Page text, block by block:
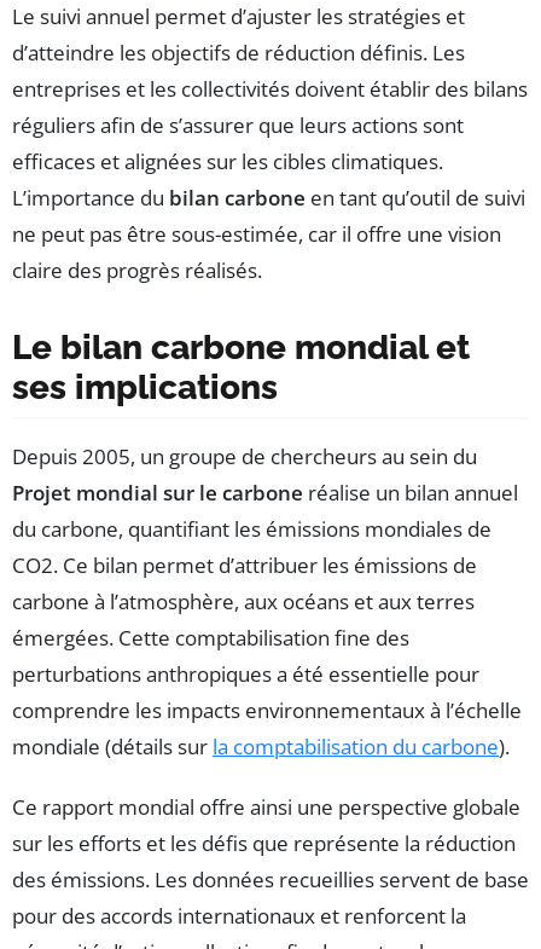
Le suivi annuel permet d’ajuster les stratégies et
d’atteindre les objectifs de réduction définis. Les
entreprises et les collectivités doivent établir des bilans
réguliers afin de s’assurer que leurs actions sont
efficaces et alignées sur les cibles climatiques.
L’importance du bilan carbone en tant qu’outil de suivi
ne peut pas être sous-estimée, car il offre une vision
claire des progrès réalisés.
Le bilan carbone mondial et
ses implications
Depuis 2005, un groupe de chercheurs au sein du
Projet mondial sur le carbone réalise un bilan annuel
du carbone, quantifiant les émissions mondiales de
CO2. Ce bilan permet d’attribuer les émissions de
carbone à l’atmosphère, aux océans et aux terres
émergées. Cette comptabilisation fine des
perturbations anthropiques a été essentielle pour
comprendre les impacts environnementaux à l’échelle
mondiale (détails sur la comptabilisation du carbone).
Ce rapport mondial offre ainsi une perspective globale
sur les efforts et les défis que représente la réduction
des émissions. Les données recueillies servent de base
pour des accords internationaux et renforcent la